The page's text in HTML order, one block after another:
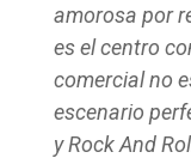
amorosa por
es el centro
comercial no
escenario
y Rock And